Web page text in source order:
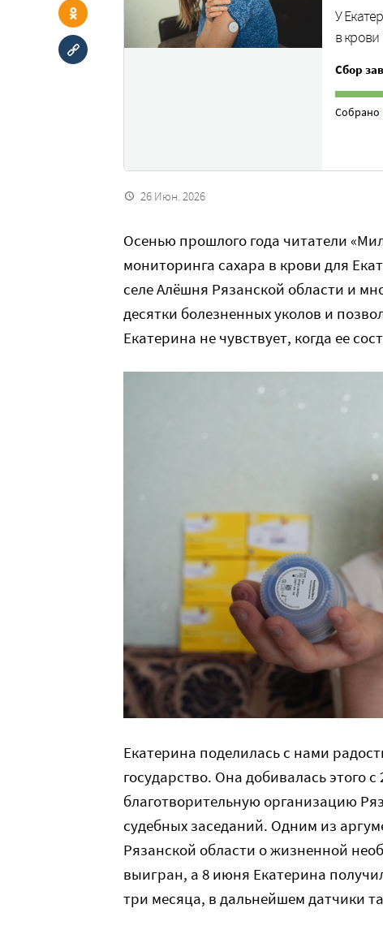
У
в крови
Сбор
Собрано
26 Июн. 2026
Осенью прошлого года читатели
мониторинга сахара в крови для
селе Алёшня Рязанской области и
десятки болезненных уколов и
Екатерина не чувствует, когда ее
Екатерина поделилась с нами
государство. Она добивалась этого
благотворительную организацию
судебных заседаний. Одним из
Рязанской области о жизненной
выигран, а 8 июня Екатерина
три месяца, в дальнейшем датчики